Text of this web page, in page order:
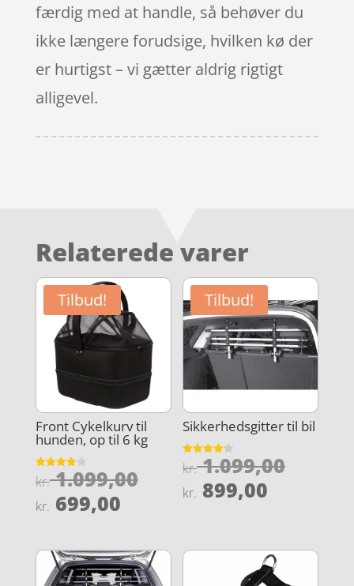
færdig med at handle, så behøver du
ikke længere forudsige, hvilken kø der
er hurtigst – vi gætter aldrig rigtigt
alligevel.
Relaterede varer
Tilbud!
Front Cykelkurv til
hunden, op til 6 kg
Vurderet
3.9
kr.1.099,00Den
oprindelige
kr. 1.099,00.
kr. 699,00Den
pris
er:
Tilbud!
Sikkerhedsgitter til bil
Vurderet
4.2
kr.1.099,00Den
kr.
kr. 899,00
er:
kr.